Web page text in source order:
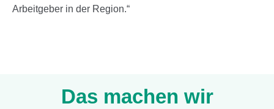
Arbeitgeber in der Region.“
Das machen wir